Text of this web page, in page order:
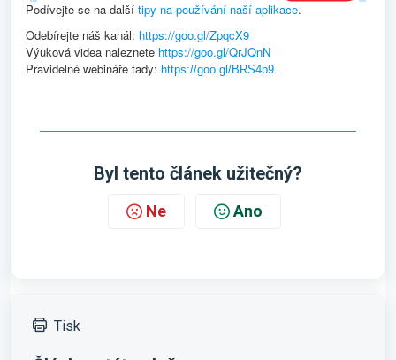
Podívejte se na další tipy na používání naší aplikace.
Odebírejte náš kanál: https://goo.gl/ZpqcX9
Výuková videa naleznete https://goo.gl/QrJQnN
Pravidelné webináře tady: https://goo.gl/BRS4p9
Byl tento článek užitečný?
Ne Ano
Tisk